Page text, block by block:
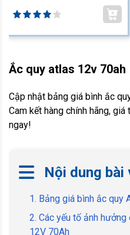
Ắc quy atlas 12v 70ah
Cập nhật bảng giá bình ắc
Cam kết hàng chính hãng,
ngay!
Nội dung bài
1. Bảng giá bình ắc quy
2. Các yếu tố ảnh
12V 70Ah